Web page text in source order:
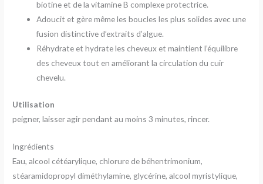
biotine et de la vitamine B complexe protectrice.
Adoucit et gère même les boucles les plus solides avec une
fusion distinctive d’extraits d’algue.
Réhydrate et hydrate les cheveux et maintient l’équilibre
des cheveux tout en améliorant la circulation du cuir
chevelu.
Utilisation
peigner, laisser agir pendant au moins 3 minutes, rincer.
Ingrédients
Eau, alcool cétéarylique, chlorure de béhentrimonium,
stéaramidopropyl diméthylamine, glycérine, alcool myristylique,